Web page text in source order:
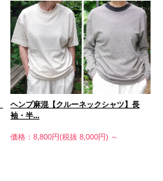
ヘンプ麻混【クルーネックシャツ】長
袖・半...
価格：8,800円(税抜 8,000円) ～